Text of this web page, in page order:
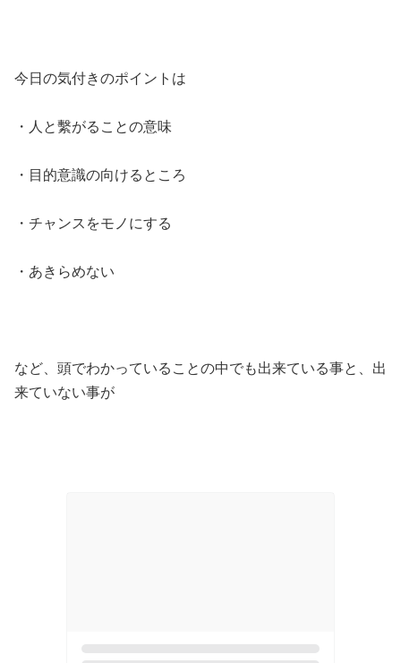
今日の気付きのポイントは
・人と繫がることの意味
・目的意識の向けるところ
・チャンスをモノにする
・あきらめない
など、頭でわかっていることの中でも出来ている事と、出
来ていない事が